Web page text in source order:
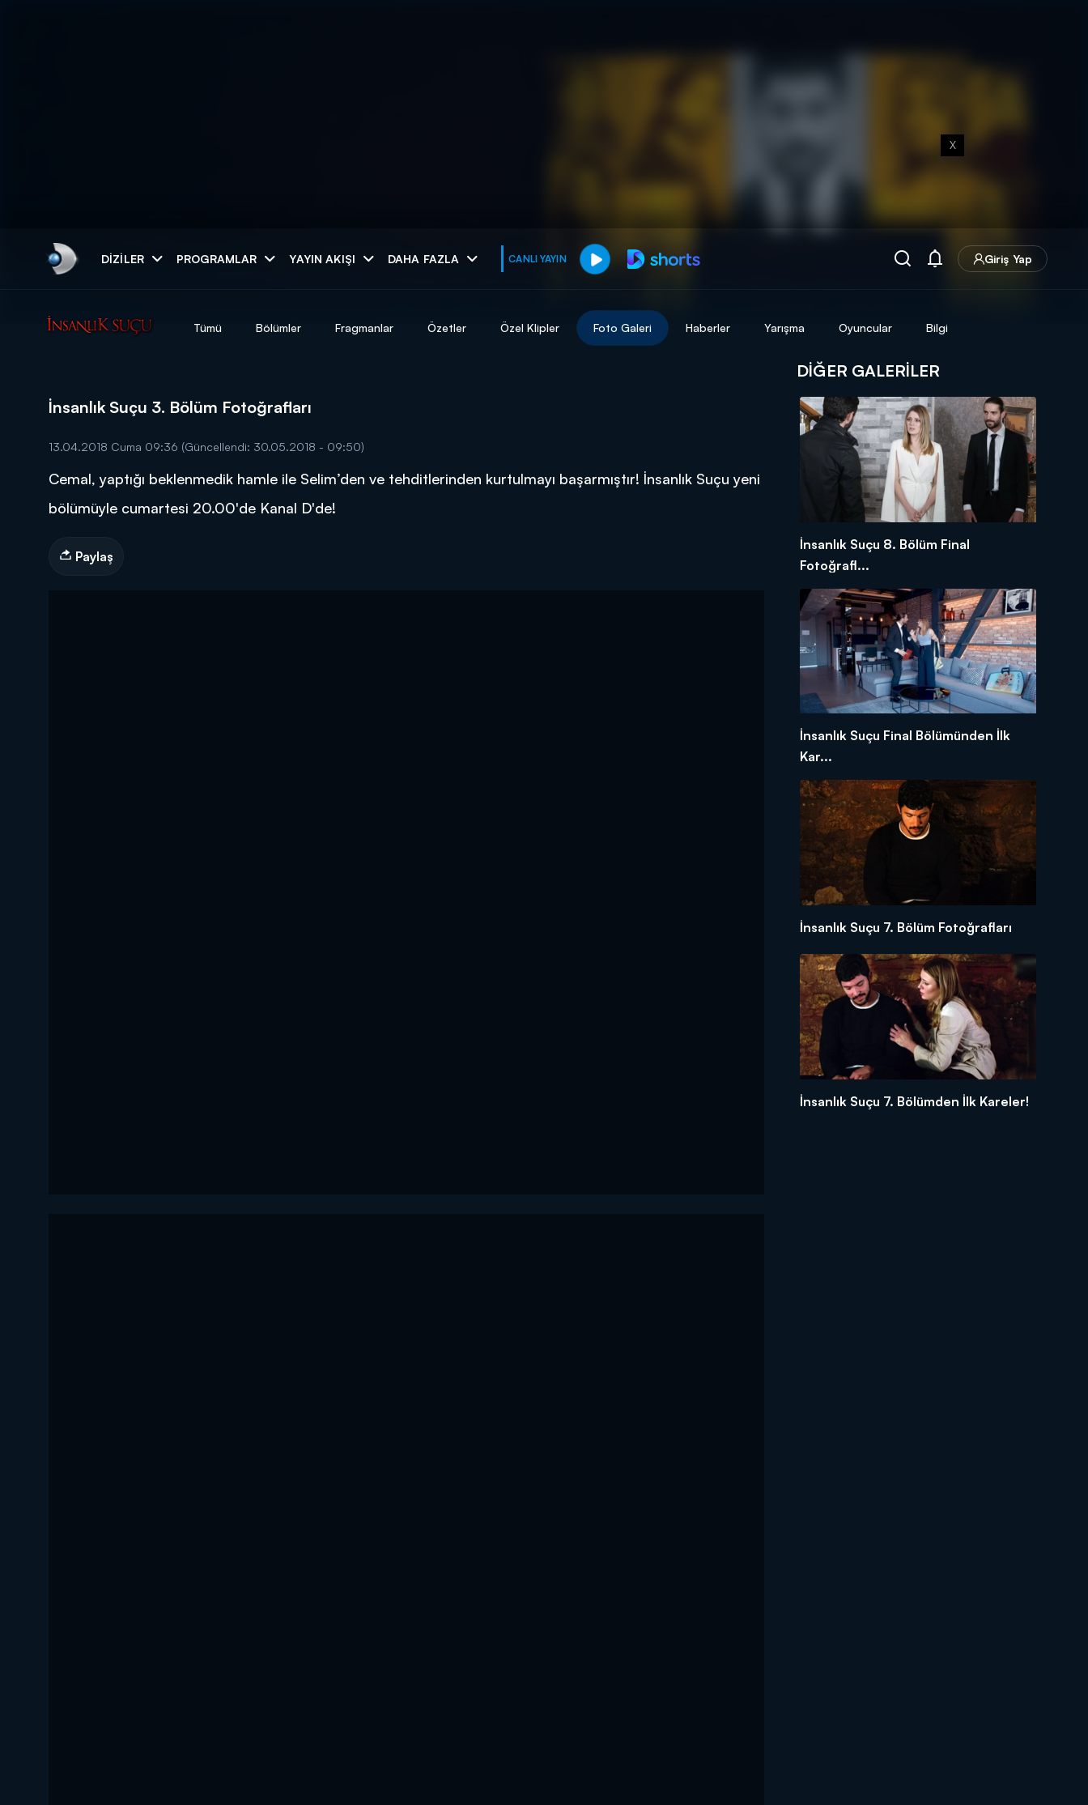
X
DIZILER PROGRAMLAR YAYIN AKIŞI DAHA FAZLA CANLI YAYIN Giriş Yap
muhteşem ikili
DİĞER SONUÇLAR
Tümü Bölümler Fragmanlar Özetler Özel Klipler Foto Galeri Haberler Yarışma Oyuncular Bilgi
İnsanlık Suçu 3. Bölüm Fotoğrafları
13.04.2018 Cuma 09:36 (Güncellendi: 30.05.2018 - 09:50)
Cemal, yaptığı beklenmedik hamle ile Selim’den ve tehditlerinden kurtulmayı başarmıştır! İnsanlık Suçu yeni
bölümüyle cumartesi 20.00'de Kanal D'de!
Paylaş
DİĞER GALERİLER
İnsanlık Suçu 8. Bölüm Final
Fotoğrafl...
İnsanlık Suçu Final Bölümünden İlk
Kar...
İnsanlık Suçu 7. Bölüm Fotoğrafları
İnsanlık Suçu 7. Bölümden İlk Kareler!